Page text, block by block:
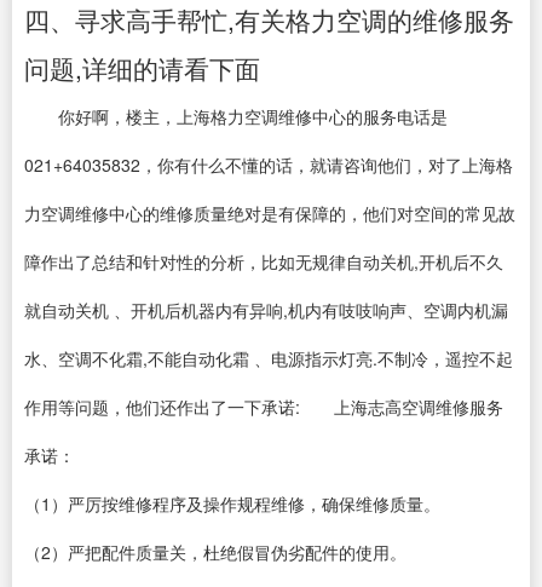
四、寻求高手帮忙,有关格力空调的维修服务
问题,详细的请看下面
你好啊，楼主，上海格力空调维修中心的服务电话是
021+64035832，你有什么不懂的话，就请咨询他们，对了上海格
力空调维修中心的维修质量绝对是有保障的，他们对空间的常见故
障作出了总结和针对性的分析，比如无规律自动关机,开机后不久
就自动关机 、开机后机器内有异响,机内有吱吱响声、空调内机漏
水、空调不化霜,不能自动化霜 、电源指示灯亮.不制冷，遥控不起
作用等问题，他们还作出了一下承诺: 上海志高空调维修服务
承诺：
（1）严厉按维修程序及操作规程维修，确保维修质量。
（2）严把配件质量关，杜绝假冒伪劣配件的使用。